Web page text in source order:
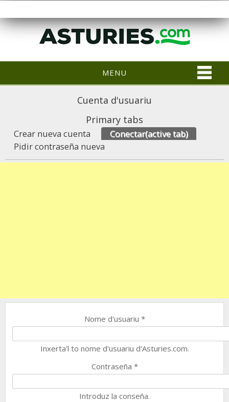
MENU
Cuenta d'usuariu
Primary tabs
Crear nueva cuenta Conectar(active tab)
Pidir contraseña nueva
Nome d'usuariu *
Inxerta'l to nome d'usuariu d'Asturies.com.
Contraseña *
Introduz la conseña.